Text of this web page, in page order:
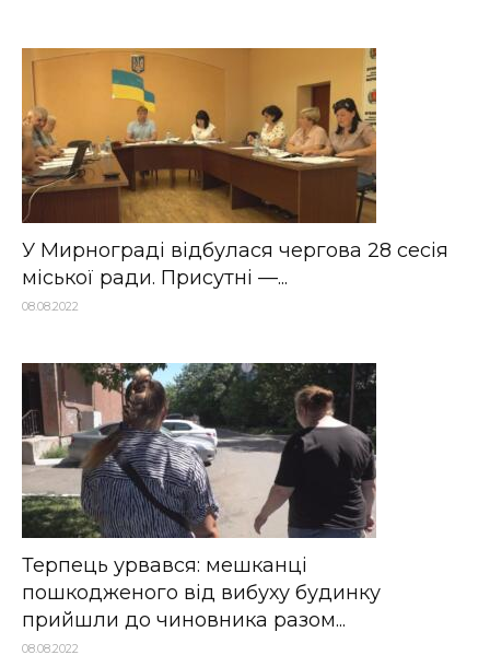
У Мирнограді відбулася чергова 28 сесія
міської ради. Присутні —...
08.08.2022
Терпець урвався: мешканці
пошкодженого від вибуху будинку
прийшли до чиновника разом...
08.08.2022